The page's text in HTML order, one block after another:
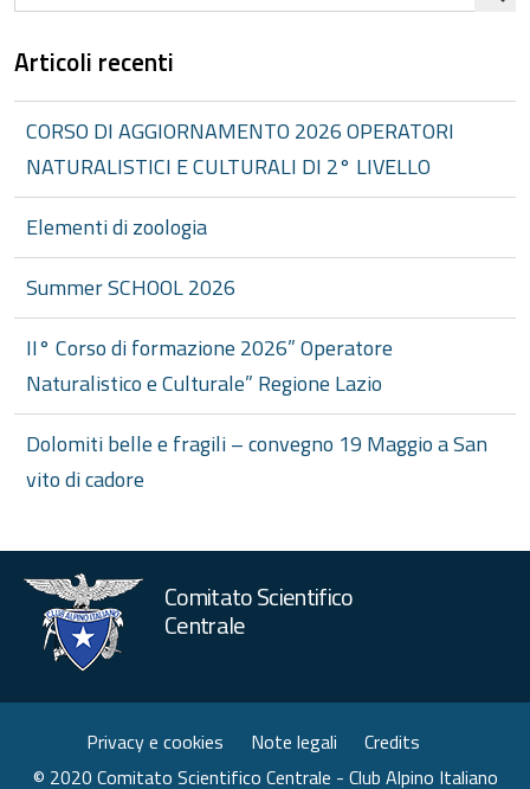
Articoli recenti
CORSO DI AGGIORNAMENTO 2026 OPERATORI
NATURALISTICI E CULTURALI DI 2° LIVELLO
Elementi di zoologia
Summer SCHOOL 2026
II° Corso di formazione 2026” Operatore
Naturalistico e Culturale” Regione Lazio
Dolomiti belle e fragili – convegno 19 Maggio a San
vito di cadore
Comitato Scientifico
Centrale
Privacy e cookies Note legali
Credits
© 2020 Comitato Scientifico Centrale - Club Alpino Italiano